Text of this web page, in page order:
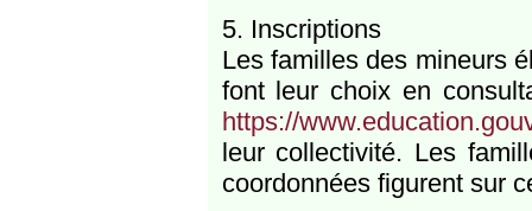
5. Inscriptions
Les familles des mineurs
font leur choix en
https://
leur collectivité. Les
coordonnées figurent sur